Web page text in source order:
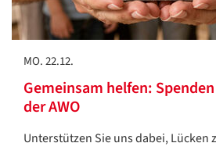
MO. 22.12.
Gemeinsam helfen:
der AWO
Unterstützen Sie uns dabei, Lücken